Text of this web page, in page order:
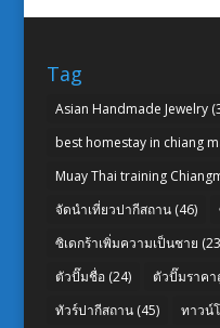
Tag
Asian Handmade Jewelry
best homestay in chiang
Muay Thai training
จัดนำเที่ยวปากีสถาน(46)
ซิเดกร้าเพิ่มความเป็นชาย
ตัวปั๊มชื่อ(24) ตัวปั๊มราคา
ทัวร์ปากีสถาน(45) ทาวน์